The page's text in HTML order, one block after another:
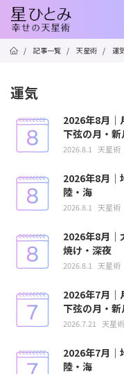
/ 記事一覧 / 天星術 / 運
運気
2026年8月｜
下弦の月・新
2026.8.1 天星術
2026年8月｜
陸・海
2026.8.1 天星術
2026年8月｜
焼け・深夜
2026.8.1 天星術
2026年7月｜
下弦の月・新
2026.7.21 天星術
2026年7月｜
陸・海